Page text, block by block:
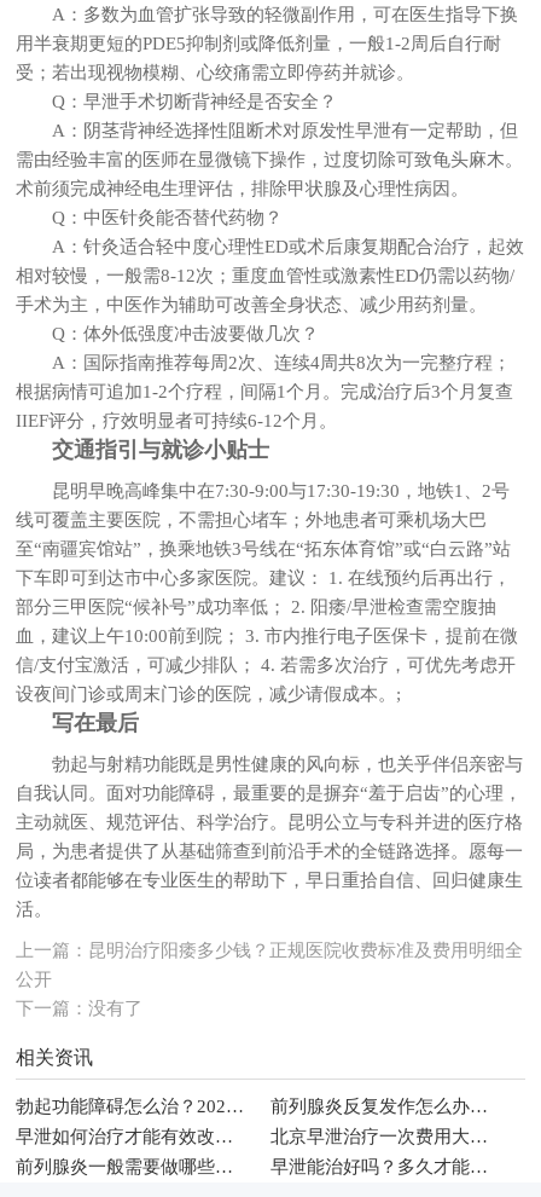
A：多数为血管扩张导致的轻微副作用，可在医生指导下换
用半衰期更短的PDE5抑制剂或降低剂量，一般1-2周后自行耐
受；若出现视物模糊、心绞痛需立即停药并就诊。
Q：早泄手术切断背神经是否安全？
A：阴茎背神经选择性阻断术对原发性早泄有一定帮助，但
需由经验丰富的医师在显微镜下操作，过度切除可致龟头麻木。
术前须完成神经电生理评估，排除甲状腺及心理性病因。
Q：中医针灸能否替代药物？
A：针灸适合轻中度心理性ED或术后康复期配合治疗，起效
相对较慢，一般需8-12次；重度血管性或激素性ED仍需以药物/
手术为主，中医作为辅助可改善全身状态、减少用药剂量。
Q：体外低强度冲击波要做几次？
A：国际指南推荐每周2次、连续4周共8次为一完整疗程；
根据病情可追加1-2个疗程，间隔1个月。完成治疗后3个月复查
IIEF评分，疗效明显者可持续6-12个月。
交通指引与就诊小贴士
昆明早晚高峰集中在7:30-9:00与17:30-19:30，地铁1、2号
线可覆盖主要医院，不需担心堵车；外地患者可乘机场大巴
至“南疆宾馆站”，换乘地铁3号线在“拓东体育馆”或“白云路”站
下车即可到达市中心多家医院。建议： 1. 在线预约后再出行，
部分三甲医院“候补号”成功率低； 2. 阳痿/早泄检查需空腹抽
血，建议上午10:00前到院； 3. 市内推行电子医保卡，提前在微
信/支付宝激活，可减少排队； 4. 若需多次治疗，可优先考虑开
设夜间门诊或周末门诊的医院，减少请假成本。;
写在最后
勃起与射精功能既是男性健康的风向标，也关乎伴侣亲密与
自我认同。面对功能障碍，最重要的是摒弃“羞于启齿”的心理，
主动就医、规范评估、科学治疗。昆明公立与专科并进的医疗格
局，为患者提供了从基础筛查到前沿手术的全链路选择。愿每一
位读者都能够在专业医生的帮助下，早日重拾自信、回归健康生
活。
上一篇： 昆明治疗阳痿多少钱？正规医院收费标准及费用明细全
公开
下一篇：没有了
相关资讯
勃起功能障碍怎么治？2026年男科常见治疗方法与调理建议
前列腺炎反复发作怎么办？2026年男性科学治疗与日常护理指南
早泄如何治疗才能有效改善性生活时间
北京早泄治疗一次费用大概多少钱
前列腺炎一般需要做哪些检查项目
早泄能治好吗？多久才能恢复